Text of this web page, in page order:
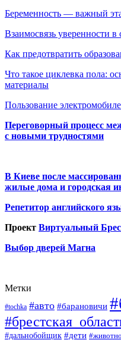
Беременность — важный
Взаимосвязь уверенности
Как предотвратить
Что такое циклевка пола:
материалы
Пользование
Переговорный процесс
с новыми трудностями
В Киеве после
жилые дома и городская
Репетитор английского
Проект Виртуальный
Выбор дверей Магна
Метки
#tochka #авто #барановичи
#дальнобойщик #дети